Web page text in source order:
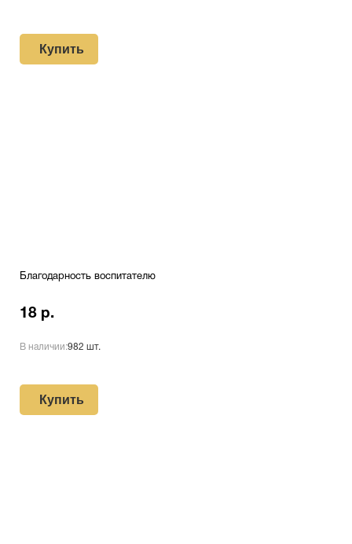
Купить
Благодарность воспитателю
18 р.
В наличии:982 шт.
Купить